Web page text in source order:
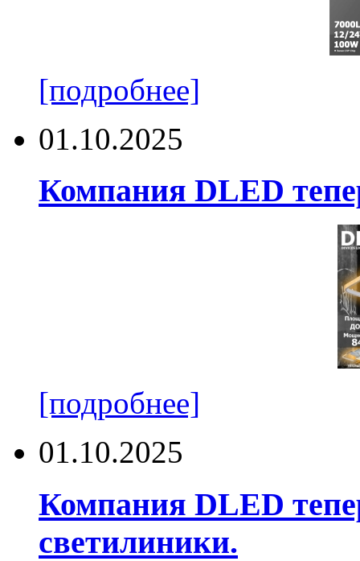
[подробнее]
01.10.2025
Компания DLED
[подробнее]
01.10.2025
Компания DLED
светилиники.